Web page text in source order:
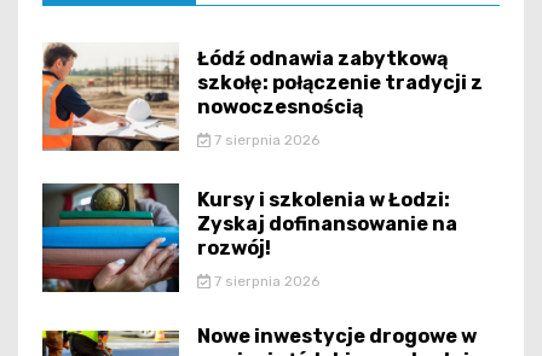
Łódź odnawia zabytkową
szkołę: połączenie tradycji z
nowoczesnością
7 sierpnia 2026
Kursy i szkolenia w Łodzi:
Zyskaj dofinansowanie na
rozwój!
7 sierpnia 2026
Nowe inwestycje drogowe w